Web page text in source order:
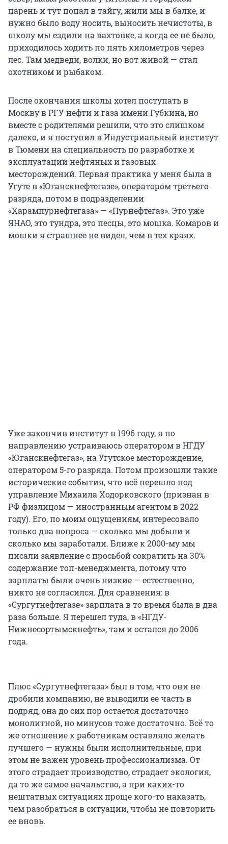
парень и тут попал в тайгу, жили мы в балке, и
нужно было воду носить, выносить нечистоты, в
школу мы ездили на вахтовке, а когда ее не было,
приходилось ходить по пять километров через
лес. Там медведи, волки, но вот живой — стал
охотником и рыбаком.
После окончания школы хотел поступать в
Москву в РГУ нефти и газа имени Губкина, но
вместе с родителями решили, что это слишком
далеко, и я поступил в Индустриальный институт
в Тюмени на специальность по разработке и
эксплуатации нефтяных и газовых
месторождений. Первая практика у меня была в
Угуте в «Юганскнефтегазе», оператором третьего
разряда, потом в подразделении
«Харампурнефтегаза» — «Пурнефтегаз». Это уже
ЯНАО, это тундра, это песцы, это мошка. Комаров и
мошки я страшнее не видел, чем в тех краях.
Уже закончив институт в 1996 году, я по
направлению устраиваюсь оператором в НГДУ
«Юганскнефтегаз», на Угутское месторождение,
оператором 5-го разряда. Потом произошли такие
исторические события, что всё перешло под
управление Михаила Ходорковского (признан в
РФ физлицом — иностранным агентом в 2022
году). Его, по моим ощущениям, интересовало
только два вопроса — сколько мы добыли и
сколько мы заработали. Ближе к 2000-му мы
писали заявление с просьбой сократить на 30%
содержание топ-менеджмента, потому что
зарплаты были очень низкие — естественно,
никто не согласился. Для сравнения: в
«Сургутнефтегазе» зарплата в то время была в два
раза больше. Я перешел туда, в «НГДУ-
Нижнесортымскнефть», там и остался до 2006
года.
Плюс «Сургутнефтегаза» был в том, что они не
дробили компанию, не выводили ее часть в
подряд, она до сих пор остается достаточно
монолитной, но минусов тоже достаточно. Всё то
же отношение к работникам оставляло желать
лучшего — нужны были исполнительные, при
этом не важен уровень профессионализма. От
этого страдает производство, страдает экология,
да то же самое начальство, а при каких-то
нештатных ситуациях проще кого-то наказать,
чем разобраться в ситуации, чтобы не повторить
ее вновь.